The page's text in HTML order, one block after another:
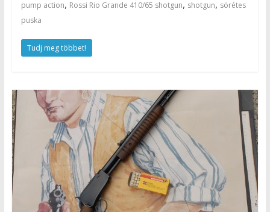
pump action, Rossi Rio Grande 410/65 shotgun, shotgun, sörétes
puska
Tudj meg többet!